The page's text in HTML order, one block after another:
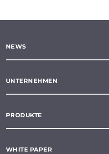
NEWS
UNTERNEHMEN
PRODUKTE
WHITE PAPER